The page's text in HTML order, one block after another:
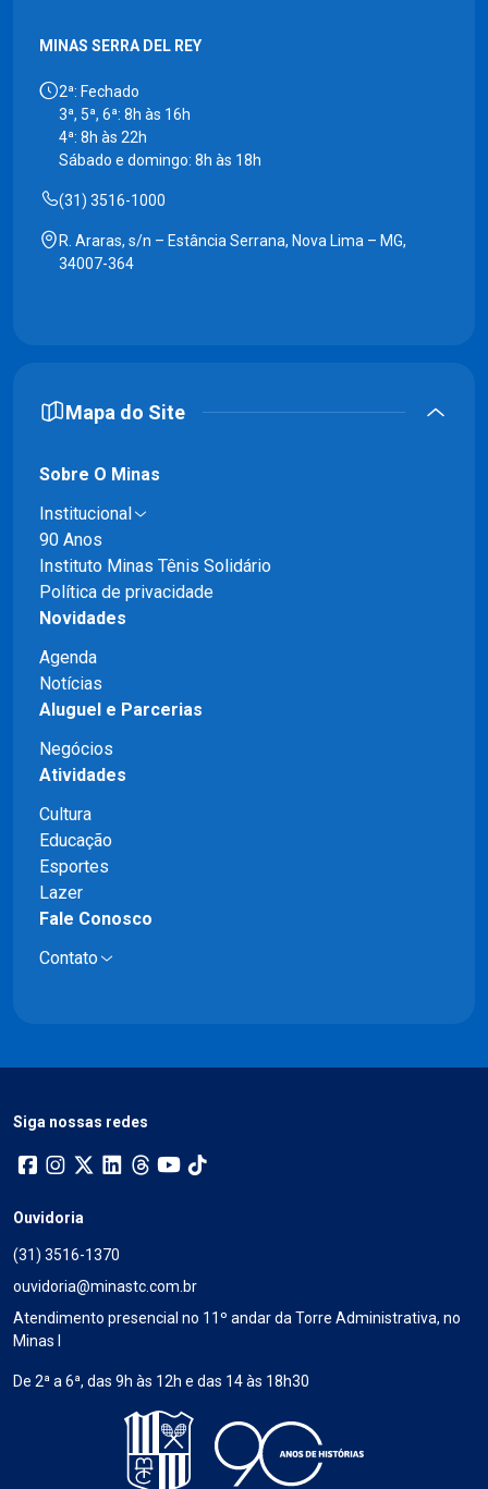
MINAS SERRA DEL REY
2ª: Fechado
3ª, 5ª, 6ª: 8h às 16h
4ª: 8h às 22h
Sábado e domingo: 8h às 18h
(31) 3516-1000
R. Araras, s/n – Estância Serrana, Nova Lima – MG,
34007-364
Mapa do Site
Sobre O Minas
Institucional
90 Anos
Instituto Minas Tênis Solidário
Política de privacidade
Novidades
Agenda
Notícias
Aluguel e Parcerias
Negócios
Atividades
Cultura
Educação
Esportes
Lazer
Fale Conosco
Contato
Siga nossas redes
Ouvidoria
(31) 3516-1370
ouvidoria@minastc.com.br
Atendimento presencial no 11º andar da Torre Administrativa, no
Minas I
De 2ª a 6ª, das 9h às 12h e das 14 às 18h30